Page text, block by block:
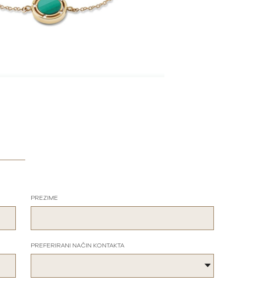
PREZIME
PREFERIRANI NAČIN KONTAKTA